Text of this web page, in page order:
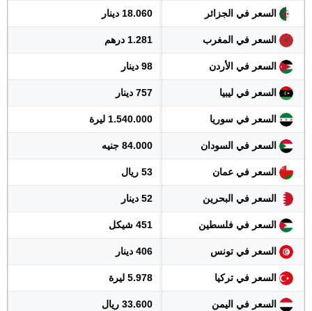
السعر في الجزائر 18.060 دينار
السعر في المغرب 1.281 درهم
السعر في الأردن 98 دينار
السعر في ليبيا 757 دينار
السعر في سوريا 1.540.000 ليرة
السعر في السودان 84.000 جنيه
السعر في عمان 53 ريال
السعر في البحرين 52 دينار
السعر في فلسطين 451 شيكل
السعر في تونس 406 دينار
السعر في تركيا 5.978 ليرة
السعر في اليمن 33.600 ريال